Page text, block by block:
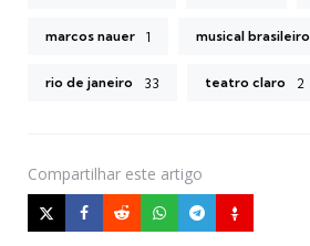
marcos nauer 1 musical brasileiro
rio de janeiro 33 teatro claro 2
Compartilhar este artigo